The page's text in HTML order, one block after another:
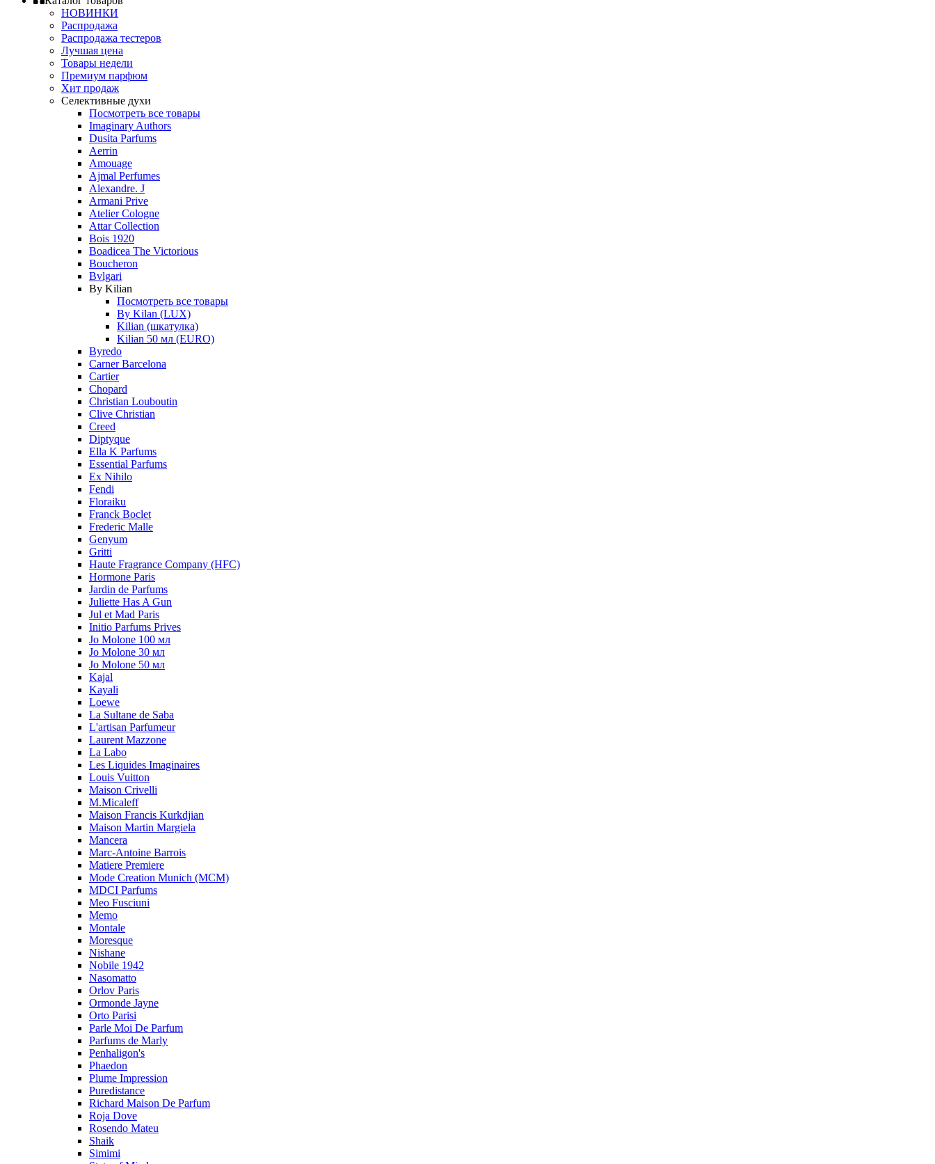
НОВИНКИ
Распродажа
Распродажа тестеров
Лучшая цена
Товары недели
Премиум парфюм
Хит продаж
Селективные духи
Посмотреть все товары
Imaginary Authors
Dusita Parfums
Aerrin
Amouage
Ajmal Perfumes
Alexandre. J
Armani Prive
Atelier Cologne
Attar Collection
Bois 1920
Boadicea The Victorious
Boucheron
Bvlgari
By Kilian
Посмотреть все товары
By Kilan (LUX)
Kilian (шкатулка)
Kilian 50 мл (EURO)
Byredo
Carner Barcelona
Cartier
Chopard
Christian Louboutin
Clive Christian
Creed
Diptyque
Ella K Parfums
Essential Parfums
Ex Nihilo
Fendi
Floraiku
Franck Boclet
Frederic Malle
Genyum
Gritti
Haute Fragrance Company (HFC)
Hormone Paris
Jardin de Parfums
Juliette Has A Gun
Jul et Mad Paris
Initio Parfums Prives
Jo Molone 100 мл
Jo Molone 30 мл
Jo Molone 50 мл
Kajal
Kayali
Loewe
La Sultane de Saba
L'artisan Parfumeur
Laurent Mazzone
La Labo
Les Liquides Imaginaires
Louis Vuitton
Maison Crivelli
M.Micaleff
Maison Francis Kurkdjian
Maison Martin Margiela
Mancera
Marc-Antoine Barrois
Matiere Premiere
Mode Creation Munich (MCM)
MDCI Parfums
Meo Fusciuni
Memo
Montale
Moresque
Nishane
Nobile 1942
Nasomatto
Orlov Paris
Ormonde Jayne
Orto Parisi
Parle Moi De Parfum
Parfums de Marly
Penhaligon's
Phaedon
Plume Impression
Puredistance
Richard Maison De Parfum
Roja Dove
Rosendo Mateu
Shaik
Simimi